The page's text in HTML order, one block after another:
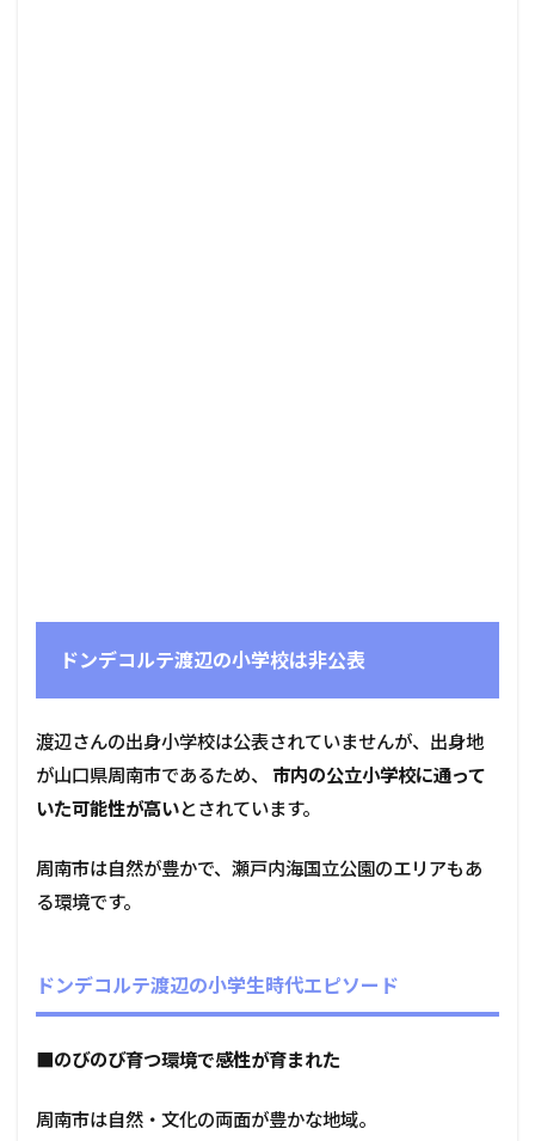
ドンデコルテ渡辺の小学校は非公表
渡辺さんの出身小学校は公表されていませんが、出身地
が山口県周南市であるため、 市内の公立小学校に通って
いた可能性が高いとされています。
周南市は自然が豊かで、瀬戸内海国立公園のエリアもあ
る環境です。
ドンデコルテ渡辺の小学生時代エピソード
■のびのび育つ環境で感性が育まれた
周南市は自然・文化の両面が豊かな地域。